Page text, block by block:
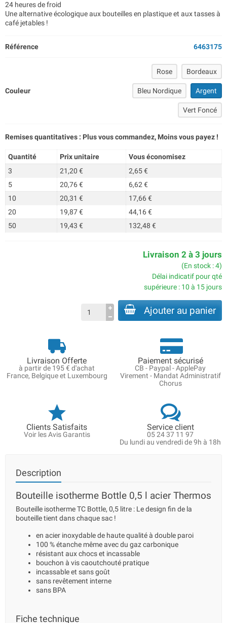
24 heures de froid
Une alternative écologique aux bouteilles en plastique et aux tasses à
café jetables !
Référence 6463175
Couleur
Rose Bordeaux
Bleu Nordique Argent
Vert Foncé
Remises quantitatives : Plus vous commandez, Moins vous payez !
Quantité Prix unitaire
Vous économisez
3
21,20 €
2,65 €
5
20,76 €
6,62 €
10
20,31 €
17,66 €
20
19,87 €
44,16 €
50
19,43 € 132,48 €
Livraison 2 à 3 jours
(En stock : 4)
Délai indicatif pour qté
supérieure : 10 à 15 jours
Ajouter au panier
Livraison Offerte
à partir de 195 € d'achat
France, Belgique et Luxembourg
Paiement sécurisé
CB - Paypal - ApplePay
Virement - Mandat Administratif
Chorus
Clients Satisfaits
Voir les Avis Garantis
Service client
05 24 37 11 97
Du lundi au vendredi de 9h à 18h
Description
Bouteille isotherme Bottle 0,5 l acier Thermos
Bouteille isotherme TC Bottle, 0,5 litre : Le design fin de la
bouteille tient dans chaque sac !
en acier inoxydable de haute qualité à double paroi
100 % étanche même avec du gaz carbonique
résistant aux chocs et incassable
bouchon à vis caoutchouté pratique
incassable et sans goût
sans revêtement interne
sans BPA
Fiche technique